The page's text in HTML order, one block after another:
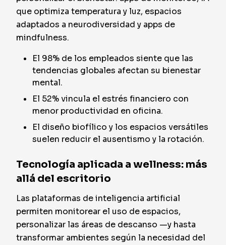
que optimiza temperatura y luz, espacios
adaptados a neurodiversidad y apps de
mindfulness.
El 98% de los empleados siente que las
tendencias globales afectan su bienestar
mental.
El 52% vincula el estrés financiero con
menor productividad en oficina.
El diseño biofílico y los espacios versátiles
suelen reducir el ausentismo y la rotación.
Tecnología aplicada a wellness: más
allá del escritorio
Las plataformas de inteligencia artificial
permiten monitorear el uso de espacios,
personalizar las áreas de descanso —y hasta
transformar ambientes según la necesidad del